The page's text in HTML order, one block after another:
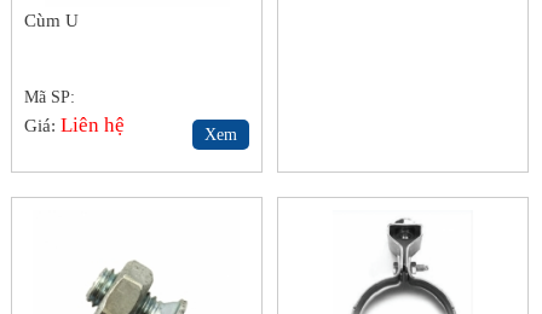
Cùm U
Mã SP:
Giá:Liên hệ Xem